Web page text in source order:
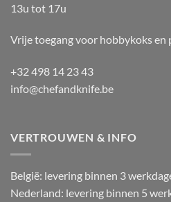
13u tot 17u
Vrije toegang voor hobbykoks en
+32 498 14 23 43
info@chefandknife.be
VERTROUWEN & INFO
België: levering binnen 3
Nederland: levering binnen 5